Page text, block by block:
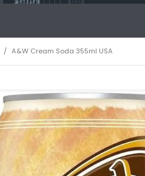
A&W Cream Soda 355ml USA